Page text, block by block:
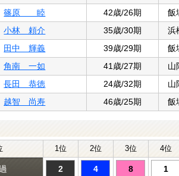
篠原 睦 42歳/26期
飯
小林 頼介 35歳/30期
浜
田中 輝義 39歳/29期
飯
角南 一如 41歳/27期
山
長田 恭徳 24歳/32期
山
越智 尚寿 46歳/25期 飯
1位 2位 3位 4位
2 4 8 1